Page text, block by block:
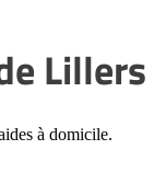
à domicile.